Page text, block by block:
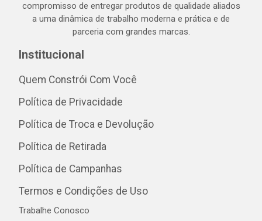
compromisso de entregar produtos de qualidade aliados
a uma dinâmica de trabalho moderna e prática e de
parceria com grandes marcas.
Institucional
Quem Constrói Com Você
Política de Privacidade
Política de Troca e Devolução
Política de Retirada
Política de Campanhas
Termos e Condições de Uso
Trabalhe Conosco